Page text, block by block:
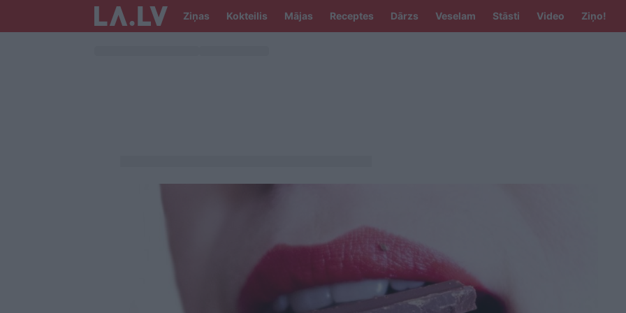
Ziņas Kokteilis Mājas Receptes Dārzs Veselam Stāsti Video Ziņo!